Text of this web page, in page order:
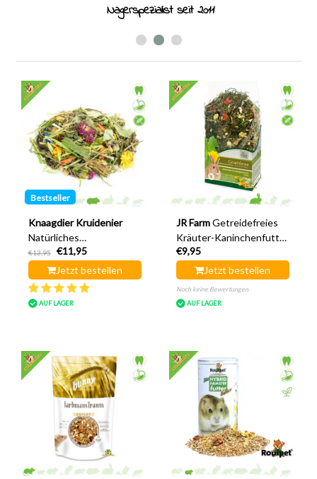
Nagerspezialist seit 2011
Bestseller
Knaagdier Kruidenier
Natürliches
Meerschweinchenfutter
500 g
€13,95
€11,95
Jetzt bestellen
AUF LAGER
JR Farm Getreidefreies
Kräuter-Kaninchenfutter
400 Gramm
Kaninchenfutter
€9,95
Jetzt bestellen
Noch keine Bewertungen
AUF LAGER